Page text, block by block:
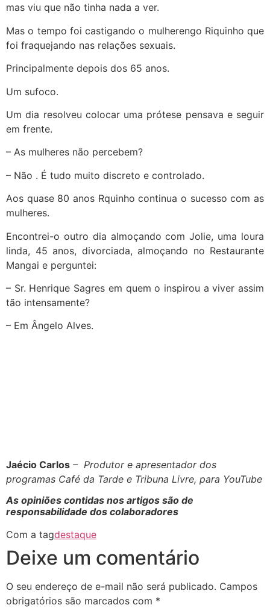
mas viu que não tinha nada a ver.
Mas o tempo foi castigando o mulherengo Riquinho que
foi fraquejando nas relações sexuais.
Principalmente depois dos 65 anos.
Um sufoco.
Um dia resolveu colocar uma prótese pensava e seguir
em frente.
– As mulheres não percebem?
– Não . É tudo muito discreto e controlado.
Aos quase 80 anos Rquinho continua o sucesso com as
mulheres.
Encontrei-o outro dia almoçando com Jolie, uma loura
linda, 45 anos, divorciada, almoçando no Restaurante
Mangai e perguntei:
– Sr. Henrique Sagres em quem o inspirou a viver assim
tão intensamente?
– Em Ângelo Alves.
Jaécio Carlos – Produtor e apresentador dos
programas Café da Tarde e Tribuna Livre, para YouTube
As opiniões contidas nos artigos são de
responsabilidade dos colaboradores
Com a tagdestaque
Deixe um comentário
O seu endereço de e-mail não será publicado. Campos
obrigatórios são marcados com *